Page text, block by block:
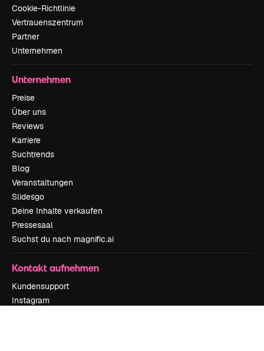
Cookie-Richtlinie
Vertrauenszentrum
Partner
Unternehmen
Unternehmen
Preise
Über uns
Reviews
Karriere
Suchtrends
Blog
Veranstaltungen
Slidesgo
Deine Inhalte verkaufen
Pressesaal
Suchst du nach magnific.ai
Kontakt aufnehmen
Kundensupport
Instagram